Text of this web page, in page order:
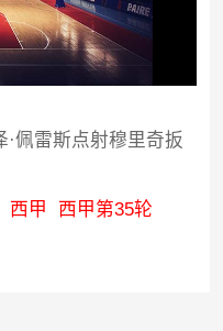
佩雷斯点射穆里奇扳
西甲 西甲第35轮